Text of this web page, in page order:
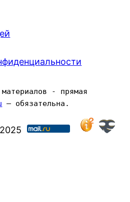
- прямая
— обязательна.